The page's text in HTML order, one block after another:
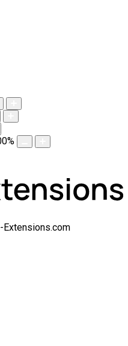
%
Extensions.com